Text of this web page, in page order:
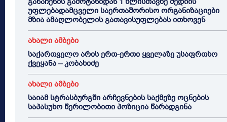
უფლებადამცველი საერთაშორისო ორგანიზაციები
მზია ამაღლობელის გათავისუფლებას ითხოვენ
ახალი ამბები
საქართველო არის ერთ-ერთი ყველაზე უსაფრთხო
ქვეყანა – კობახიძე
ახალი ამბები
საიამ სტრასბურგში არჩევნების საქმეზე ოცნების
საპასუხო წერილობითი პოზიცია წარადგინა